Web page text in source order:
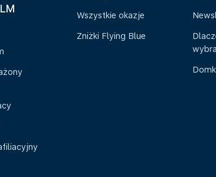
Wszystkie okazje
Zniżki Flying Blue